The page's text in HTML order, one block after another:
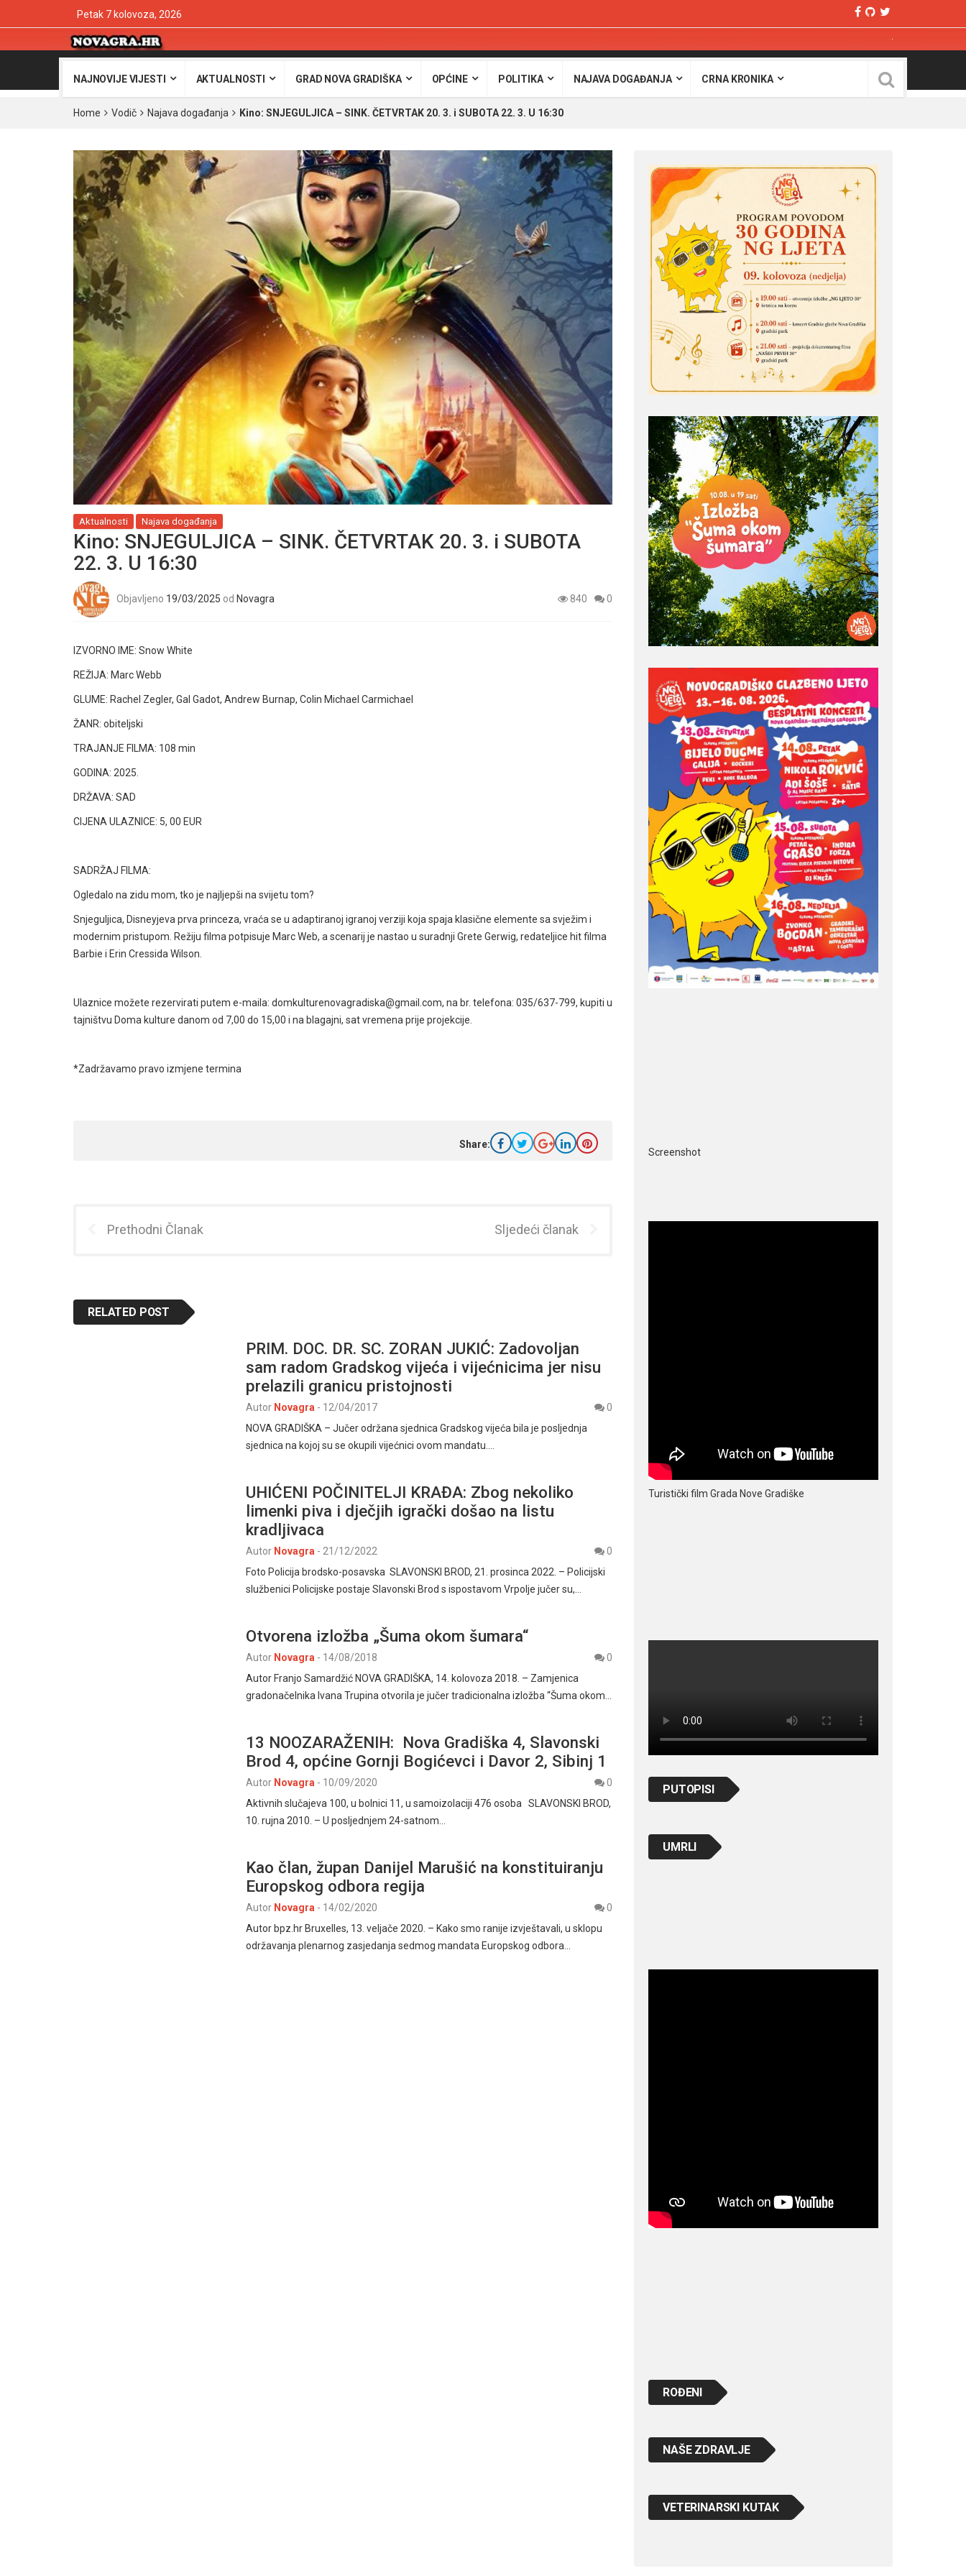
Petak 7 kolovoza, 2026
NAJNOVIJE VIJESTI AKTUALNOSTI GRAD NOVA GRADIŠKA OPĆINE POLITIKA NAJAVA DOGAĐANJA CRNA KRONIKA
Home Vodič Najava događanja Kino: SNJEGULJICA – SINK. ČETVRTAK 20. 3. i SUBOTA 22. 3. U 16:30
Aktualnosti Najava događanja
Kino: SNJEGULJICA – SINK. ČETVRTAK 20. 3. i SUBOTA
22. 3. U 16:30
Objavljeno 19/03/2025 od Novagra 840 0
IZVORNO IME: Snow White
REŽIJA: Marc Webb
GLUME: Rachel Zegler, Gal Gadot, Andrew Burnap, Colin Michael Carmichael
ŽANR: obiteljski
TRAJANJE FILMA: 108 min
GODINA: 2025.
DRŽAVA: SAD
CIJENA ULAZNICE: 5, 00 EUR
SADRŽAJ FILMA:
Ogledalo na zidu mom, tko je najljepši na svijetu tom?
Snjeguljica, Disneyjeva prva princeza, vraća se u adaptiranoj igranoj verziji koja spaja klasične elemente sa svježim i
modernim pristupom. Režiju filma potpisuje Marc Web, a scenarij je nastao u suradnji Grete Gerwig, redateljice hit filma
Barbie i Erin Cressida Wilson.
Ulaznice možete rezervirati putem e-maila: domkulturenovagradiska@gmail.com, na br. telefona: 035/637-799, kupiti u
tajništvu Doma kulture danom od 7,00 do 15,00 i na blagajni, sat vremena prije projekcije.
*Zadržavamo pravo izmjene termina
Share:
Prethodni Članak Sljedeći članak
RELATED POST
PRIM. DOC. DR. SC. ZORAN JUKIĆ: Zadovoljan
sam radom Gradskog vijeća i vijećnicima jer nisu
prelazili granicu pristojnosti
Autor Novagra - 12/04/2017
0
NOVA GRADIŠKA – Jučer održana sjednica Gradskog vijeća bila je posljednja
sjednica na kojoj su se okupili vijećnici ovom mandatu.…
UHIĆENI POČINITELJI KRAĐA: Zbog nekoliko
limenki piva i dječjih igrački došao na listu
kradljivaca
Autor Novagra - 21/12/2022
0
Foto Policija brodsko-posavska SLAVONSKI BROD, 21. prosinca 2022. – Policijski
službenici Policijske postaje Slavonski Brod s ispostavom Vrpolje jučer su,…
Otvorena izložba „Šuma okom šumara“
Autor Novagra - 14/08/2018
0
Autor Franjo Samardžić NOVA GRADIŠKA, 14. kolovoza 2018. – Zamjenica
gradonačelnika Ivana Trupina otvorila je jučer tradicionalna izložba “Šuma okom…
13 NOOZARAŽENIH: Nova Gradiška 4, Slavonski
Brod 4, općine Gornji Bogićevci i Davor 2, Sibinj 1
Autor Novagra - 10/09/2020
0
Aktivnih slučajeva 100, u bolnici 11, u samoizolaciji 476 osoba SLAVONSKI BROD,
10. rujna 2010. – U posljednjem 24-satnom…
Kao član, župan Danijel Marušić na konstituiranju
Europskog odbora regija
Autor Novagra - 14/02/2020
0
Autor bpz.hr Bruxelles, 13. veljače 2020. – Kako smo ranije izvještavali, u sklopu
održavanja plenarnog zasjedanja sedmog mandata Europskog odbora…
Screenshot
Turistički film Grada Nove Gradiške
PUTOPISI
UMRLI
ROĐENI
NAŠE ZDRAVLJE
VETERINARSKI KUTAK